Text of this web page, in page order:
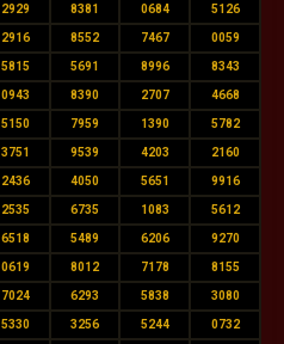
2929 8381 0684 5126
2916 8552 7467 0059
5815 5691 8996 8343
0943 8390 2707 4668
5150 7959 1390 5782
3751 9539 4203 2160
2436 4050 5651 9916
2535 6735 1083 5612
6518 5489 6206 9270
0619 8012 7178 8155
7024 6293 5838 3080
5330 3256 5244 0732